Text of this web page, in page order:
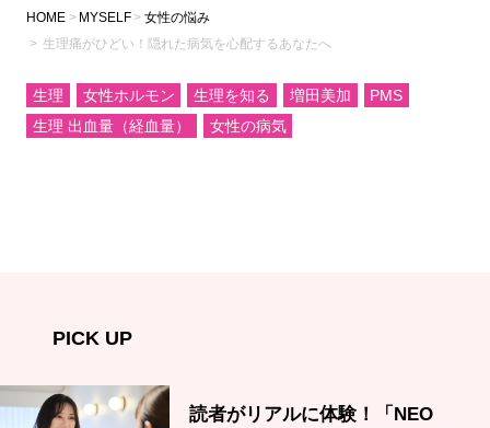
HOME MYSELF
女性の悩み
生理痛がひどい！隠れた病気を心配するあなたへ
生理 女性ホルモン 生理を知る 増田美加
PMS
生理 出血量（経血量）
女性の病気
PICK UP
読者がリアルに体験！「NEO